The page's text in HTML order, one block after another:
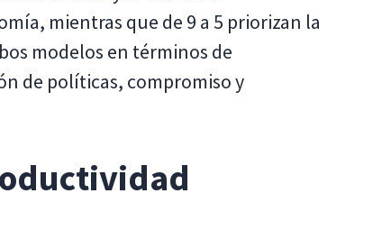
mientras que de 9 a 5 priorizan la
modelos en términos de
de políticas, compromiso y